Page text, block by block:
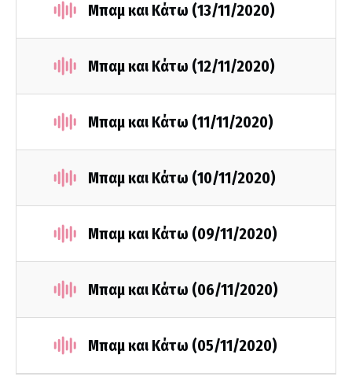
Μπαμ και Κάτω (13/11/2020)
Μπαμ και Κάτω (12/11/2020)
Μπαμ και Κάτω (11/11/2020)
Μπαμ και Κάτω (10/11/2020)
Μπαμ και Κάτω (09/11/2020)
Μπαμ και Κάτω (06/11/2020)
Μπαμ και Κάτω (05/11/2020)